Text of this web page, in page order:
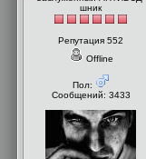
шник
Репутация 552
Offline
Пол:
Сообщений: 3433